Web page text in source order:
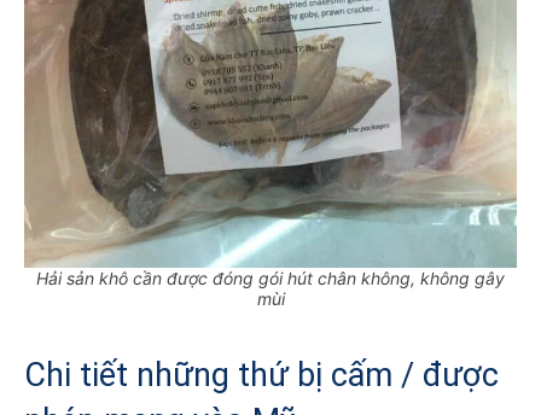
Hải sản khô cần được đóng gói hút chân không, không gây
mùi
Chi tiết những thứ bị cấm / được